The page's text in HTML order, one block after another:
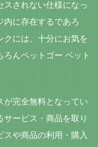
スされない仕様になっ
内に存在するであろ
クには、十分にお気を
んペットゴー ペット
が完全無料となってい
サービス・商品を取り
スや商品の利用・購入